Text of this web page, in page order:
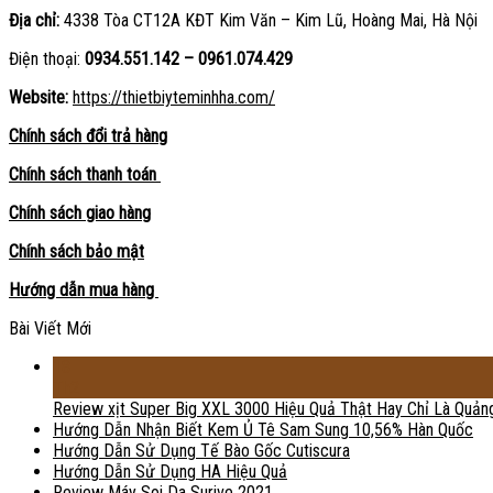
Địa chỉ: 4338 Tòa CT12A KĐT Kim Văn – Kim Lũ, Hoàng Mai, Hà Nội
Điện thoại: 0934.551.142 – 0961.074.429
Website: https://thietbiyteminhha.com/
Chính sách đổi trả hàng
Chính sách thanh toán
Chính sách giao hàng
Chính sách bảo mật
Hướng dẫn mua hàng
Bài Viết Mới
Review xịt Super Big XXL 3000 Hiệu Quả Thật Hay Chỉ Là
Hướng Dẫn Nhận Biết Kem Ủ Tê Sam Sung 10,56% Hàn Quốc
Hướng Dẫn Sử Dụng Tế Bào Gốc Cutiscura
Hướng Dẫn Sử Dụng HA Hiệu Quả